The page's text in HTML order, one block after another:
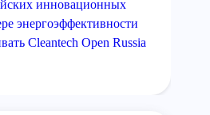
инновационных
энергоэффективности
Cleantech Open Russia